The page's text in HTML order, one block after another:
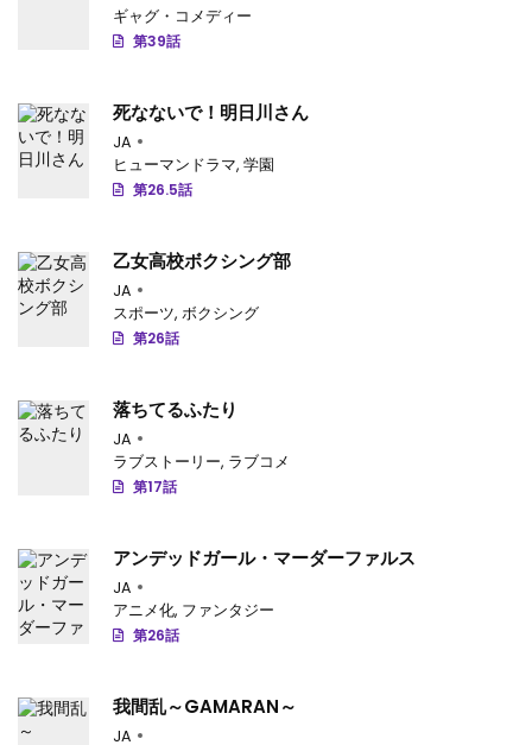
第34.1話: 第34.1話
第33.1話 : 第33.1話
第32.2話: 第32.2話
第31.2話 : 第31.2話
第31.1話 : 第31.1話
: 第30話
第29.3話: 第29.3話
第29.2話: 第29.2話
第29.1話: 第29.1話
第28.1話 : 第28.1話
第27.2話: 第27.2話
: 第26.3話
ギャグ・コメディー
第39話
死なないで！明日川さん
JA
ヒューマンドラマ, 学園
第26.5話
乙女高校ボクシング部
JA
スポーツ, ボクシング
第26話
落ちてるふたり
JA
ラブストーリー, ラブコメ
第17話
アンデッドガール・マーダーファルス
JA
アニメ化, ファンタジー
第26話
我間乱～GAMARAN～
JA